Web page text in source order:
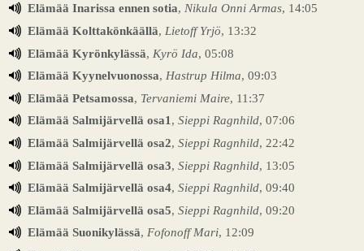
Elämää Inarissa ennen sotia, Nikula Onni Armas, 14:05
Elämää Kolttakönkäällä, Lietoff Yrjö, 13:32
Elämää Kyrönkylässä, Kyrö Ida, 05:08
Elämää Kyynelvuonossa, Hastrup Hilma, 09:03
Elämää Petsamossa, Tervaniemi Maire, 11:37
Elämää Salmijärvellä osa1 , Sieppi Ragnhild, 07:06
Elämää Salmijärvellä osa2, Sieppi Ragnhild, 22:42
Elämää Salmijärvellä osa3, Sieppi Ragnhild, 13:05
Elämää Salmijärvellä osa4, Sieppi Ragnhild, 09:40
Elämää Salmijärvellä osa5, Sieppi Ragnhild, 09:20
Elämää Suonikylässä, Fofonoff Mari, 12:09